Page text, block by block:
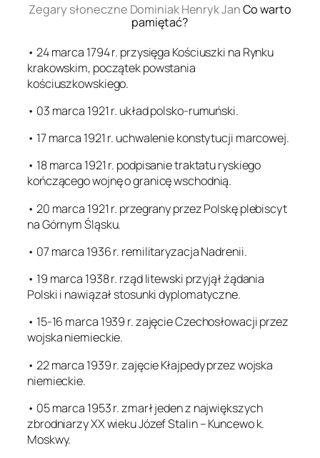
Zegary słoneczne Dominiak Henryk JanCo warto
pamiętać?
• 24 marca 1794 r. przysięga Kościuszki na Rynku
krakowskim, początek powstania
kościuszkowskiego.
• 03 marca 1921 r. układ polsko-rumuński.
• 17 marca 1921 r. uchwalenie konstytucji marcowej.
• 18 marca 1921 r. podpisanie traktatu ryskiego
kończącego wojnę o granicę wschodnią.
• 20 marca 1921 r. przegrany przez Polskę plebiscyt
na Górnym Śląsku.
• 07 marca 1936 r. remilitaryzacja Nadrenii.
• 19 marca 1938 r. rząd litewski przyjął żądania
Polski i nawiązał stosunki dyplomatyczne.
• 15-16 marca 1939 r. zajęcie Czechosłowacji przez
wojska niemieckie.
• 22 marca 1939 r. zajęcie Kłajpedy przez wojska
niemieckie.
• 05 marca 1953 r. zmarł jeden z największych
zbrodniarzy XX wieku Józef Stalin – Kuncewo k.
Moskwy.